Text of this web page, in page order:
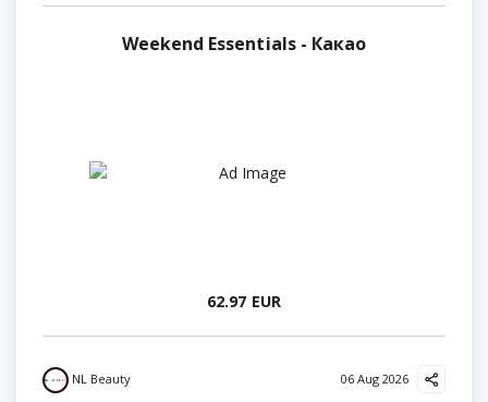
Weekend Essentials - Какао
62.97 EUR
NL Beauty 06 Aug 2026